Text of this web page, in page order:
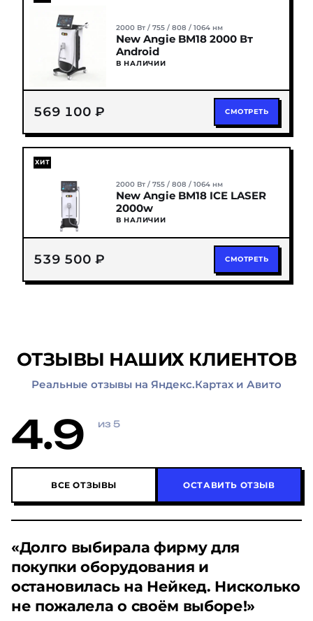
2000 Вт / 755 / 808 / 1064 нм
New Angie BM18 2000 Вт
Android
В НАЛИЧИИ
569 100 ₽ СМОТРЕТЬ
ХИТ
2000 Вт / 755 / 808 / 1064 нм
New Angie BM18 ICE LASER
2000w
В НАЛИЧИИ
539 500 ₽ СМОТРЕТЬ
ОТЗЫВЫ НАШИХ КЛИЕНТОВ
Реальные отзывы на Яндекс.Картах и Авито
4.9 из 5
ВСЕ ОТЗЫВЫ ОСТАВИТЬ ОТЗЫВ
«Аппарат доставили очень быстро,
помогли настроить, по любому
вопросу отвечают оперативно!»